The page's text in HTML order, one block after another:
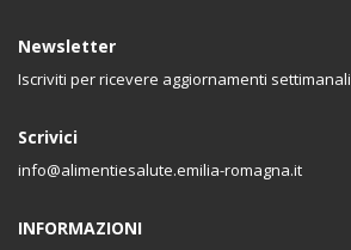
Newsletter
Iscriviti per ricevere aggiornamenti settimanali
Scrivici
info@alimentiesalute.emilia-romagna.it
INFORMAZIONI